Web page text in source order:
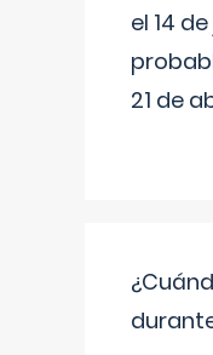
el 14
21 de